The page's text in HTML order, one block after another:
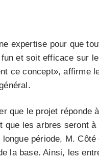
expertise pour que
et soit efficace sur
ce concept», affirme
que le projet réponde
que les arbres seront à
période, M. Côté
la base. Ainsi, les